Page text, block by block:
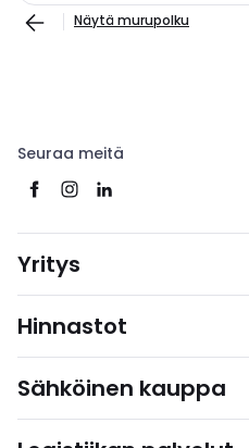
Näytä murupolku
Seuraa meitä
Yritys
Hinnastot
Sähköinen kauppa